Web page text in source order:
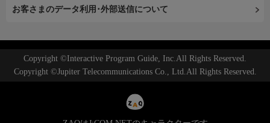
お客さまのデータ利用･外部送信について
Copyright ©Interactive Program Guide, Inc.All Rights Reserved.
Copyright ©Jupiter Telecommunications Co., Ltd.All Rights Reserved.